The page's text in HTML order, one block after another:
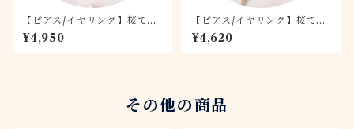
【ピアス/イヤリング】桜てま
り -桃桜- 2.0
¥4,950
【ピアス/イヤリング】桜てま
り -月桜- 1.5
¥4,620
その他の商品